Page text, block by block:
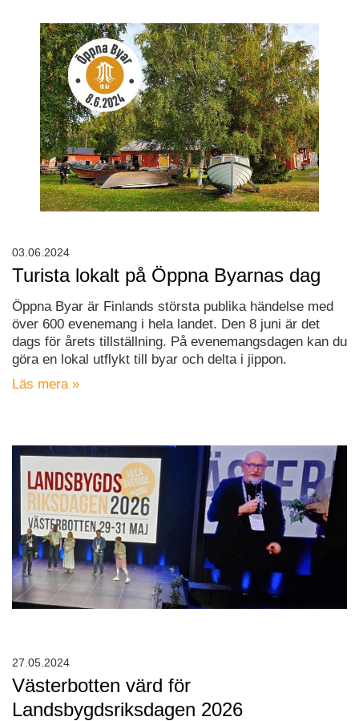
Turista lokalt på Öppna Byarnas dag
Öppna Byar är Finlands största publika händelse med
över 600 evenemang i hela landet. Den 8 juni är det
dags för årets tillställning. På evenemangsdagen kan du
göra en lokal utflykt till byar och delta i jippon.
Läs mera »
03.06.2024
Västerbotten värd för
Landsbygdsriksdagen 2026
27.05.2024